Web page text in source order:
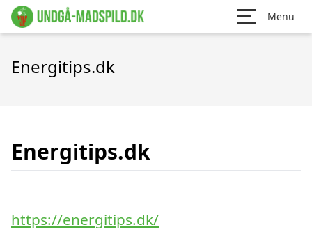
Menu
Energitips.dk
Energitips.dk
https://energitips.dk/